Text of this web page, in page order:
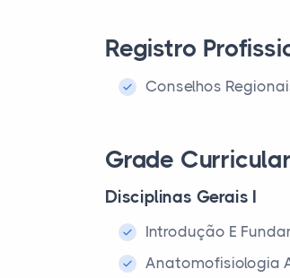
Registro
Conselhos
Grade Curricular
Disciplinas Gerais I
Introdução E
Anatomofisiologia